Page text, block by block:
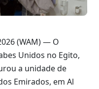
(WAM) — O
Unidos no Egito,
a unidade de
Emirados, em Al